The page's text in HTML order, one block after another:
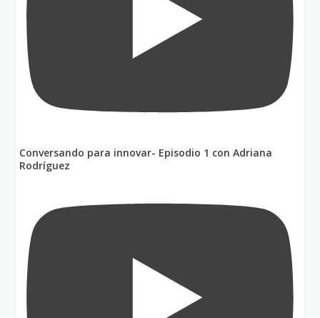
Conversando para innovar- Episodio 1 con Adriana
Rodríguez